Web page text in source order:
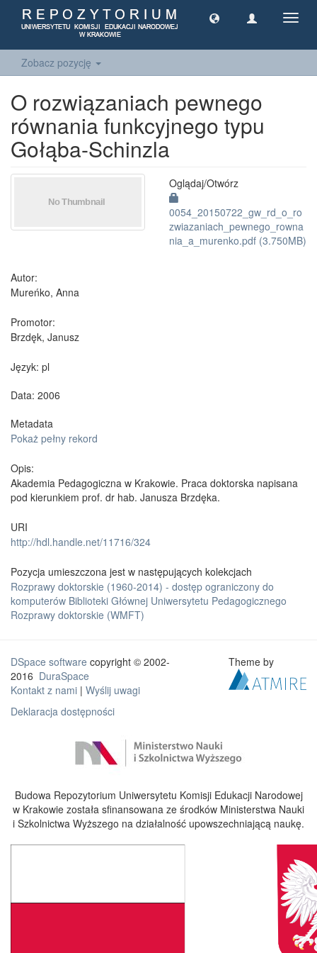
Zobacz pozycję
O rozwiązaniach pewnego
równania funkcyjnego typu
Gołąba-Schinzla
Oglądaj/Otwórz
0054_20150722_gw_rd_o_ro
zwiazaniach_pewnego_rowna
nia_a_murenko.pdf (3.750MB)
Autor:
Mureńko, Anna
Promotor:
Brzdęk, Janusz
Język: pl
Data: 2006
Metadata
Pokaż pełny rekord
Opis:
Akademia Pedagogiczna w Krakowie. Praca doktorska napisana
pod kierunkiem prof. dr hab. Janusza Brzdęka.
URI
http://hdl.handle.net/11716/324
Pozycja umieszczona jest w następujących kolekcjach
Rozprawy doktorskie (1960-2014) - dostęp ograniczony do
komputerów Biblioteki Głównej Uniwersytetu Pedagogicznego
Rozprawy doktorskie (WMFT)
DSpace software copyright © 2002-
2016 DuraSpace
Kontakt z nami | Wyślij uwagi
Deklaracja dostępności
Theme by
Budowa Repozytorium Uniwersytetu Komisji Edukacji Narodowej
w Krakowie została sfinansowana ze środków Ministerstwa Nauki
i Szkolnictwa Wyższego na działalność upowszechniającą naukę.